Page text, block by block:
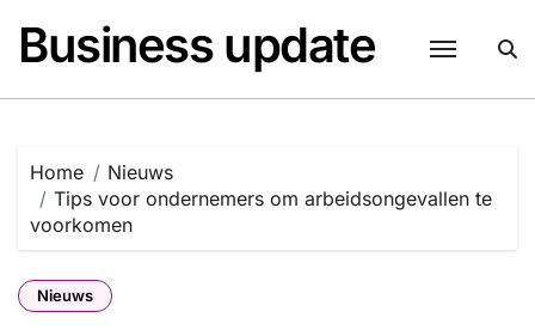
inhoud
Business update
Home
Nieuws
Tips voor ondernemers om arbeidsongevallen te
voorkomen
Nieuws